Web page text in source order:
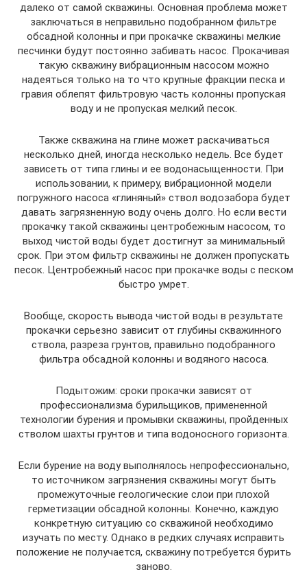
далеко от самой скважины. Основная проблема может
заключаться в неправильно подобранном фильтре
обсадной колонны и при прокачке скважины мелкие
песчинки будут постоянно забивать насос. Прокачивая
такую скважину вибрационным насосом можно
надеяться только на то что крупные фракции песка и
гравия облепят фильтровую часть колонны пропуская
воду и не пропуская мелкий песок.
Также скважина на глине может раскачиваться
несколько дней, иногда несколько недель. Все будет
зависеть от типа глины и ее водонасыщенности. При
использовании, к примеру, вибрационной модели
погружного насоса «глиняный» ствол водозабора будет
давать загрязненную воду очень долго. Но если вести
прокачку такой скважины центробежным насосом, то
выход чистой воды будет достигнут за минимальный
срок. При этом фильтр скважины не должен пропускать
песок. Центробежный насос при прокачке воды с песком
быстро умрет.
Вообще, скорость вывода чистой воды в результате
прокачки серьезно зависит от глубины скважинного
ствола, разреза грунтов, правильно подобранного
фильтра обсадной колонны и водяного насоса.
Подытожим: сроки прокачки зависят от
профессионализма бурильщиков, примененной
технологии бурения и промывки скважины, пройденных
стволом шахты грунтов и типа водоносного горизонта.
Если бурение на воду выполнялось непрофессионально,
то источником загрязнения скважины могут быть
промежуточные геологические слои при плохой
герметизации обсадной колонны. Конечно, каждую
конкретную ситуацию со скважиной необходимо
изучать по месту. Однако в редких случаях исправить
положение не получается, скважину потребуется бурить
заново.